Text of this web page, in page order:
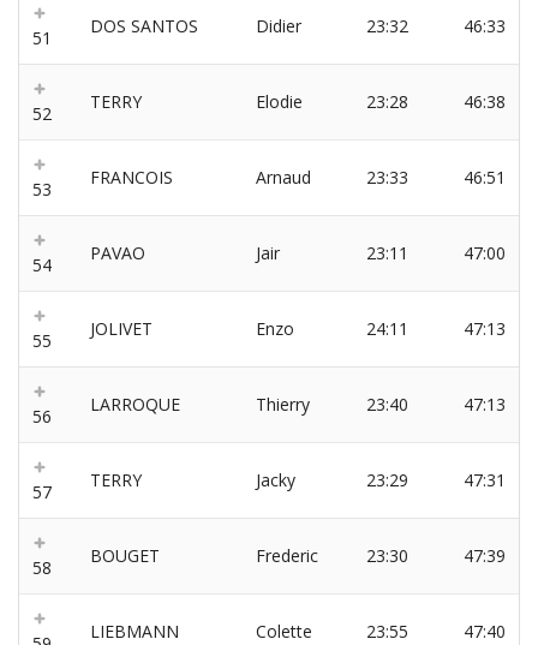
51
DOS SANTOS Didier 23:32 46:33
52
TERRY Elodie 23:28 46:38
53
FRANCOIS Arnaud 23:33 46:51
54
PAVAO Jair 23:11 47:00
55
JOLIVET Enzo 24:11 47:13
56
LARROQUE Thierry 23:40 47:13
57
TERRY Jacky 23:29 47:31
58
BOUGET Frederic 23:30 47:39
LIEBMANN Colette 23:55 47:40